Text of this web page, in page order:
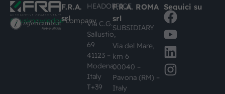
#busknowledgecompany
F.R.A.
srl
HEADOFFICE
Via C.G.
Sallustio,
69
41123 –
Modena,
Italy
T+39
F.R.A. ROMA
srl
SUBSIDIARY
Via del Mare,
km 6
00040 –
Pavona (RM) –
Italy
Seguici su